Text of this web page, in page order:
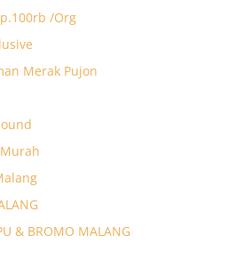
/Org
Merak Pujon
& BROMO MALANG